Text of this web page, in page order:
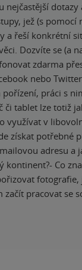
nejčastější
jež (s pomocí
řeší konkrétní
Dozvíte se (a
zdarma
nebo
práci s
či tablet lze totiž
využívat v
získat potřebné
adresu a
kontinent?- Co
začít pracovat se